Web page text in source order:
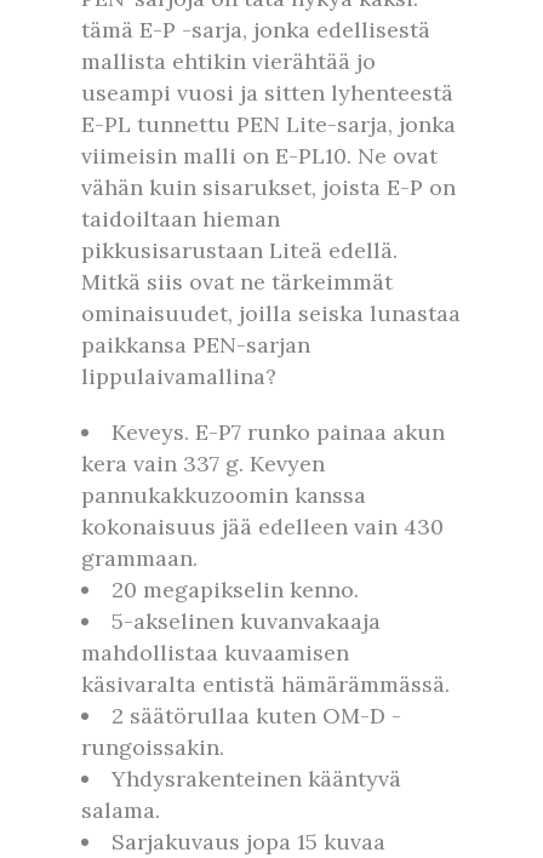
tämä E-P -sarja, jonka edellisestä
mallista ehtikin vierähtää jo
useampi vuosi ja sitten lyhenteestä
E-PL tunnettu PEN Lite-sarja, jonka
viimeisin malli on E-PL10. Ne ovat
vähän kuin sisarukset, joista E-P on
taidoiltaan hieman
pikkusisarustaan Liteä edellä.
Mitkä siis ovat ne tärkeimmät
ominaisuudet, joilla seiska lunastaa
paikkansa PEN-sarjan
lippulaivamallina?
Keveys. E-P7 runko painaa akun
kera vain 337 g. Kevyen
pannukakkuzoomin kanssa
kokonaisuus jää edelleen vain 430
grammaan.
20 megapikselin kenno.
5-akselinen kuvanvakaaja
mahdollistaa kuvaamisen
käsivaralta entistä hämärämmässä.
2 säätörullaa kuten OM-D -
rungoissakin.
Yhdysrakenteinen kääntyvä
salama.
Sarjakuvaus jopa 15 kuvaa